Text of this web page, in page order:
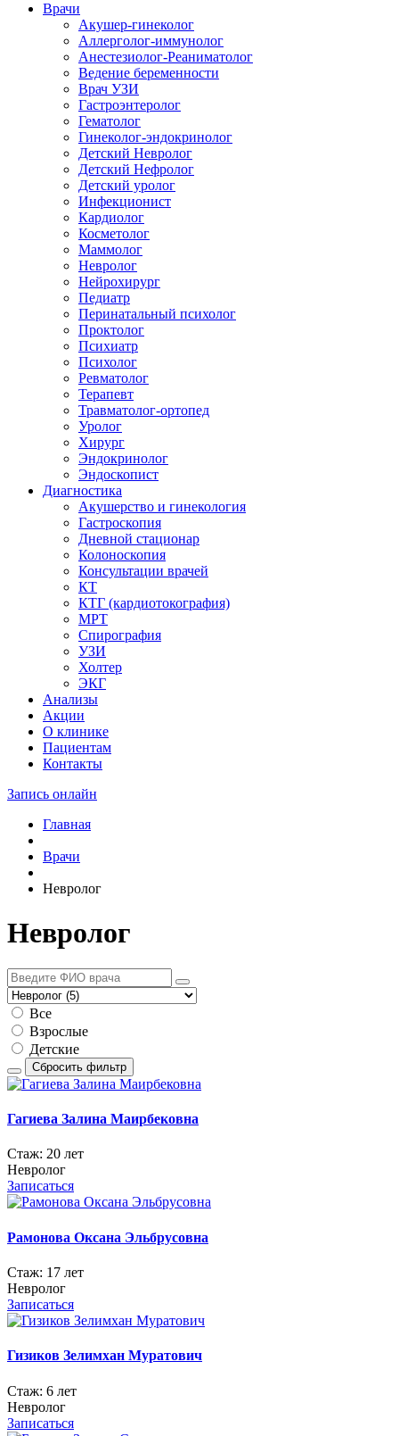
Врачи
Акушер-гинеколог
Аллерголог-иммунолог
Анестезиолог-Реаниматолог
Ведение беременности
Врач УЗИ
Гастроэнтеролог
Гематолог
Гинеколог-эндокринолог
Детский Невролог
Детский Нефролог
Детский уролог
Инфекционист
Кардиолог
Косметолог
Маммолог
Невролог
Нейрохирург
Педиатр
Перинатальный психолог
Проктолог
Психиатр
Психолог
Ревматолог
Терапевт
Травматолог-ортопед
Уролог
Хирург
Эндокринолог
Эндоскопист
Диагностика
Акушерство и гинекология
Гастроскопия
Дневной стационар
Колоноскопия
Консультации врачей
КТ
КТГ (кардиотокография)
МРТ
Спирография
УЗИ
Холтер
ЭКГ
Анализы
Акции
О клинике
Пациентам
Контакты
Запись онлайн
Главная
Врачи
Невролог
Невролог
Все
Взрослые
Детские
Сбросить фильтр
Гагиева Залина Маирбековна
Стаж: 20 лет
Невролог
Записаться
Рамонова Оксана Эльбрусовна
Стаж: 17 лет
Невролог
Записаться
Гизиков Зелимхан Муратович
Стаж: 6 лет
Невролог
Записаться